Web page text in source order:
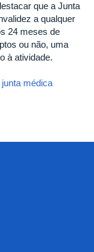
que a Junta
a qualquer
24 meses de
ou não, uma
à atividade.
junta médica